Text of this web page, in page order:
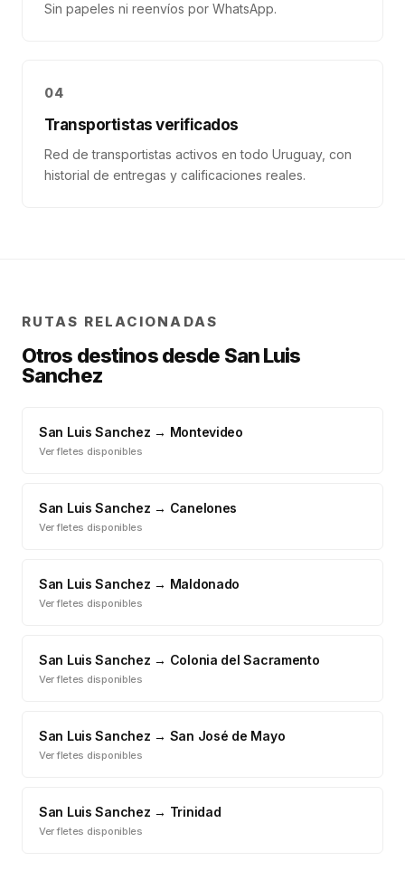
Sin papeles ni reenvíos por WhatsApp.
04
Transportistas verificados
Red de transportistas activos en todo Uruguay, con
historial de entregas y calificaciones reales.
RUTAS RELACIONADAS
Otros destinos desde San Luis
Sanchez
San Luis Sanchez → Montevideo
Ver fletes disponibles
San Luis Sanchez → Canelones
Ver fletes disponibles
San Luis Sanchez → Maldonado
Ver fletes disponibles
San Luis Sanchez → Colonia del Sacramento
Ver fletes disponibles
San Luis Sanchez → San José de Mayo
Ver fletes disponibles
San Luis Sanchez → Trinidad
Ver fletes disponibles